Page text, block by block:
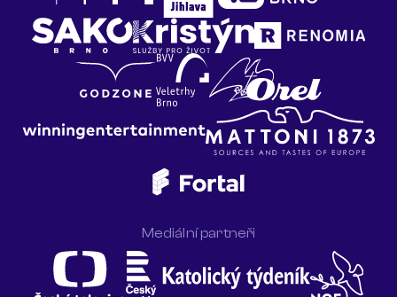
Mediální partneři